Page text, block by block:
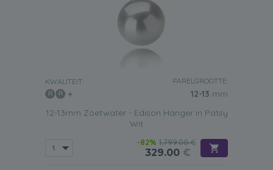
KWALITEIT: PARELGROOTTE:
12-13 mm
12-13mm Zoetwater - Edison Hanger in Patsy
Wit
-82% 1,799.00 €
329.00 €